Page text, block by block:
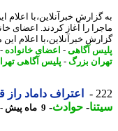
خبرآنلاین،با اعلام
را آغاز کردند. اعضای
خبرآنلاین،با اعلام این
آگاهی-اعضای خانواده-
بزرگ- پلیس آگاهی تهران
اعتراف داماد راز
-حوادث -9 ماه پیش - شنبه 17 آبان 1404، 22:45